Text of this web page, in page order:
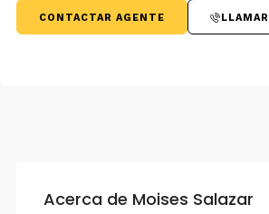
CONTACTAR AGENTE LLAMAR
Acerca de Moises Salazar